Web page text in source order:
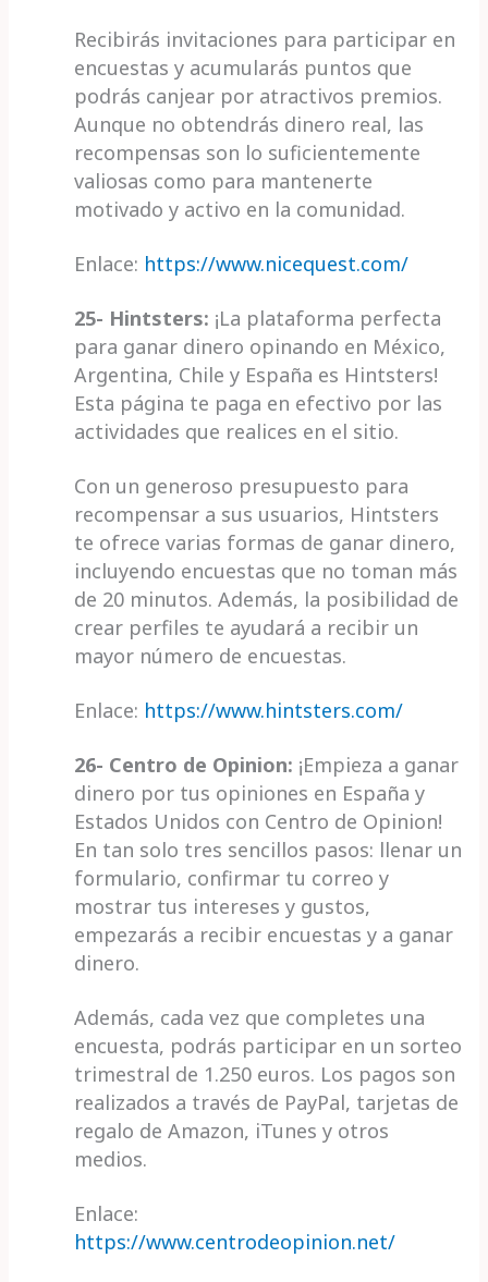
Recibirás invitaciones para participar en
encuestas y acumularás puntos que
podrás canjear por atractivos premios.
Aunque no obtendrás dinero real, las
recompensas son lo suficientemente
valiosas como para mantenerte
motivado y activo en la comunidad.
Enlace: https://www.nicequest.com/
25- Hintsters: ¡La plataforma perfecta
para ganar dinero opinando en México,
Argentina, Chile y España es Hintsters!
Esta página te paga en efectivo por las
actividades que realices en el sitio.
Con un generoso presupuesto para
recompensar a sus usuarios, Hintsters
te ofrece varias formas de ganar dinero,
incluyendo encuestas que no toman más
de 20 minutos. Además, la posibilidad de
crear perfiles te ayudará a recibir un
mayor número de encuestas.
Enlace: https://www.hintsters.com/
26- Centro de Opinion: ¡Empieza a ganar
dinero por tus opiniones en España y
Estados Unidos con Centro de Opinion!
En tan solo tres sencillos pasos: llenar un
formulario, confirmar tu correo y
mostrar tus intereses y gustos,
empezarás a recibir encuestas y a ganar
dinero.
Además, cada vez que completes una
encuesta, podrás participar en un sorteo
trimestral de 1.250 euros. Los pagos son
realizados a través de PayPal, tarjetas de
regalo de Amazon, iTunes y otros
medios.
Enlace:
https://www.centrodeopinion.net/